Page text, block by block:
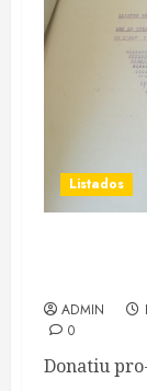
Listados
ADMIN
0
Donatiu